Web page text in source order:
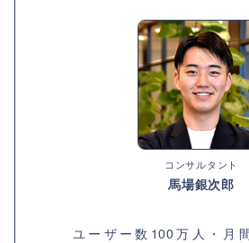
コンサルタント
馬場銀次郎
ユーザー数100万人・月